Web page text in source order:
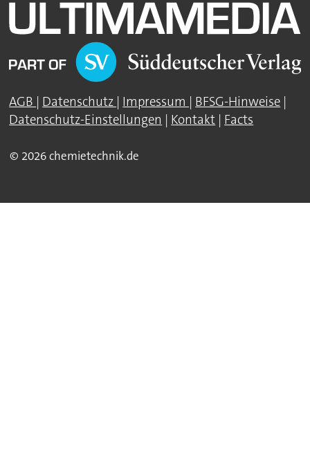
AGB | Datenschutz | Impressum | BFSG-Hinweise |
Datenschutz-Einstellungen | Kontakt | Facts
© 2026 chemietechnik.de